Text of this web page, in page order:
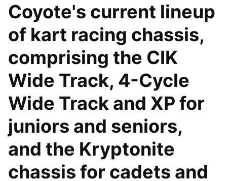
Coyote's current lineup
of kart racing chassis,
comprising the CIK
Wide Track, 4-Cycle
Wide Track and XP for
juniors and seniors,
and the Kryptonite
chassis for cadets and